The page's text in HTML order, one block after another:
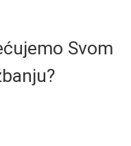
Svom